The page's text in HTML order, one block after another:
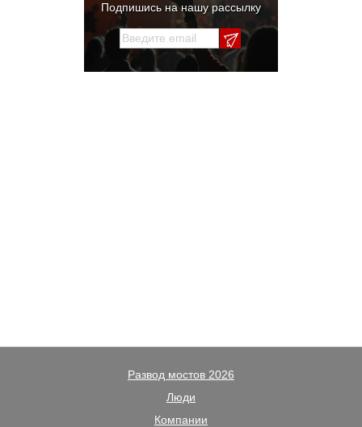
Подпишись на нашу рассылку
Развод мостов 2026
Люди
Компании